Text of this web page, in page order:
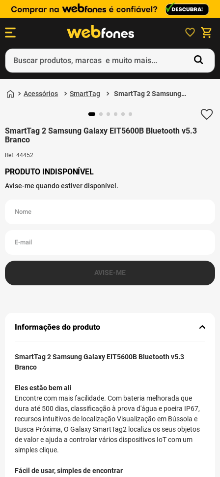
Buscar produtos, marcas e muito mais...
Acessórios SmartTag
SmartTag 2 Samsung
SmartTag 2 Samsung Galaxy EIT5600B Bluetooth v5.3
Branco
Ref: 44452
Informações do produto
SmartTag 2 Samsung Galaxy EIT5600B Bluetooth v5.3
Branco
Eles estão bem ali
Encontre com mais facilidade. Com bateria melhorada que
dura até 500 dias, classificação à prova d'água e poeira IP67,
recursos intuitivos de localização Visualização em Bússola e
Busca Próxima, O Galaxy SmartTag2 localiza os seus objetos
de valor e ajuda a controlar vários dispositivos IoT com um
simples clique.
Fácil de usar, simples de encontrar
3º
ps4
4º
smartphone
5º notebook